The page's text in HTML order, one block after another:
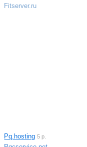
Fitserver.ru
Pq.hosting 5 р.